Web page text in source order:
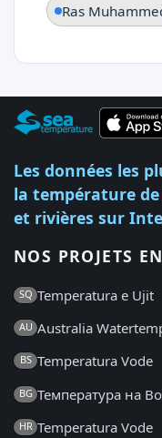
Ras
Les données les
la température de
et rivières sur
NOS PROJETS
SQ Temperatura e Ujit
AU Australia
BS Temperatura Vode
BG Температура на
HR Temperatura Vode